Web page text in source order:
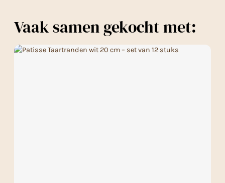
Vaak samen gekocht met: